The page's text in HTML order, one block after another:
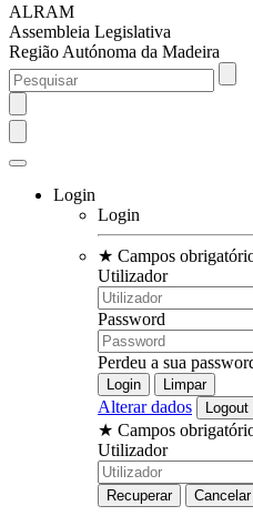
ALRAM
Assembleia Legislativa
Região Autónoma da Madeira
Login
Login
★ Campos
Utilizador
Password
Perdeu a sua
Alterar dados
★ Campos
Utilizador